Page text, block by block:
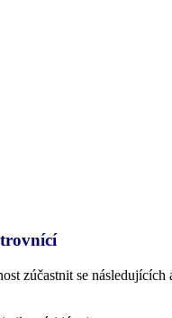
zúčastnit se následujících